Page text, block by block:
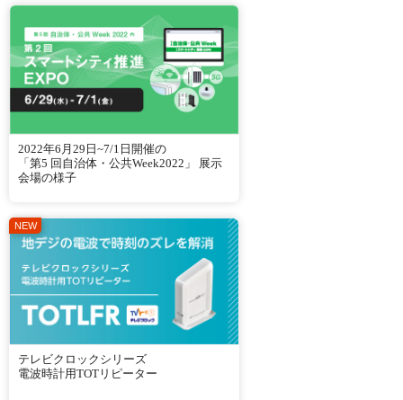
2022年6月29日~7/1日開催の
「第5 回自治体・公共Week2022」 展示
会場の様子
テレビクロックシリーズ
電波時計用TOTリピーター